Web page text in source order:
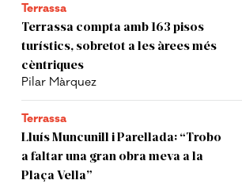
Terrassa
Terrassa compta amb 163 pisos
turístics, sobretot a les àrees més
cèntriques
Pilar Màrquez
Terrassa
Lluís Muncunill i Parellada: “Trobo
a faltar una gran obra meva a la
Plaça Vella”